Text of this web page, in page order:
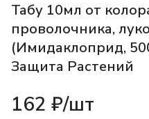
Табу 10мл от
проволочника,
(Имидаклоприд,
Защита Растений
162 ₽/шт